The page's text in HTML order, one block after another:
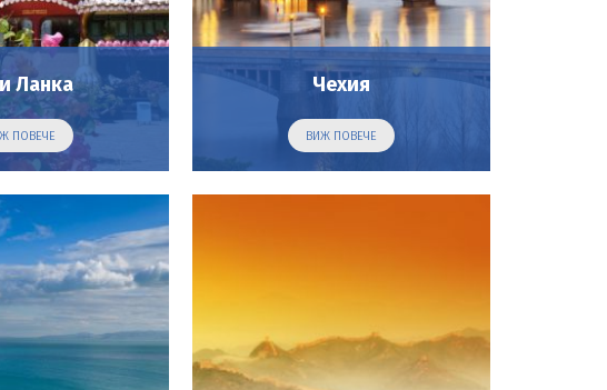
Ланка
ПОВЕЧЕ
Чехия
ВИЖ ПОВЕЧЕ